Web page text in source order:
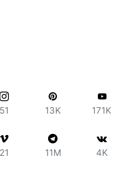
51 13K 171K
21 11M 4K